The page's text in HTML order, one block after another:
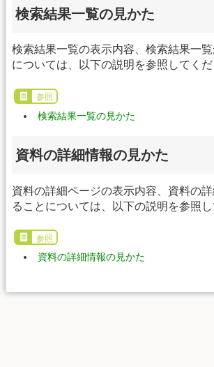
検索結果一覧の見かた
検索結果一覧の表示内容、検索結果一
については、以下の説明を参照してくだ
参照
検索結果一覧の見かた
資料の詳細情報の見かた
資料の詳細ページの表示内容、資料の
ることについては、以下の説明を参照し
参照
資料の詳細情報の見かた